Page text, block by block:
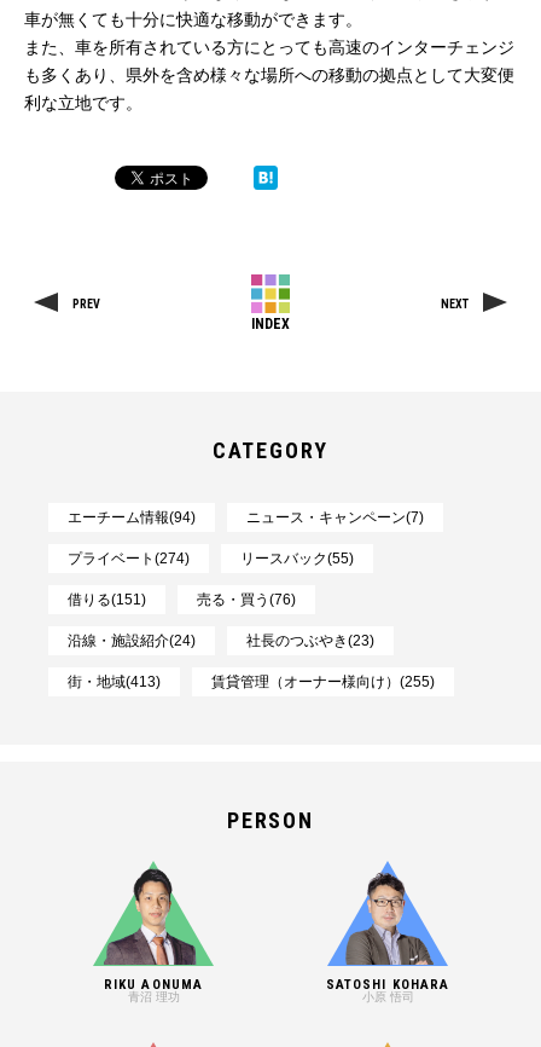
車が無くても十分に快適な移動ができます。
また、車を所有されている方にとっても高速のインターチェンジ
も多くあり、県外を含め様々な場所への移動の拠点として大変便
利な立地です。
PREV
INDEX
NEXT
CATEGORY
エーチーム情報(94) ニュース・キャンペーン(7)
プライベート(274) リースバック(55)
借りる(151) 売る・買う(76)
沿線・施設紹介(24) 社長のつぶやき(23)
街・地域(413) 賃貸管理（オーナー様向け）(255)
PERSON
RIKU AONUMA
青沼 理功
SATOSHI KOHARA
小原 悟司